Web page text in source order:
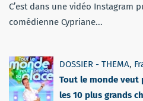
C’est dans une vidéo Instagram
comédienne Cypriane...
DOSSIER - THEMA,
Tout le monde veut
les 10 plus grands